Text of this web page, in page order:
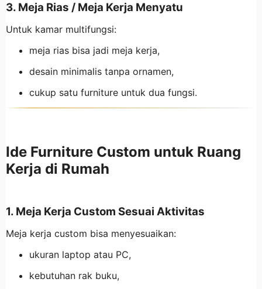
3. Meja Rias / Meja Kerja Menyatu
Untuk kamar multifungsi:
meja rias bisa jadi meja kerja,
desain minimalis tanpa ornamen,
cukup satu furniture untuk dua fungsi.
Ide Furniture Custom untuk Ruang
Kerja di Rumah
1. Meja Kerja Custom Sesuai Aktivitas
Meja kerja custom bisa menyesuaikan:
ukuran laptop atau PC,
kebutuhan rak buku,